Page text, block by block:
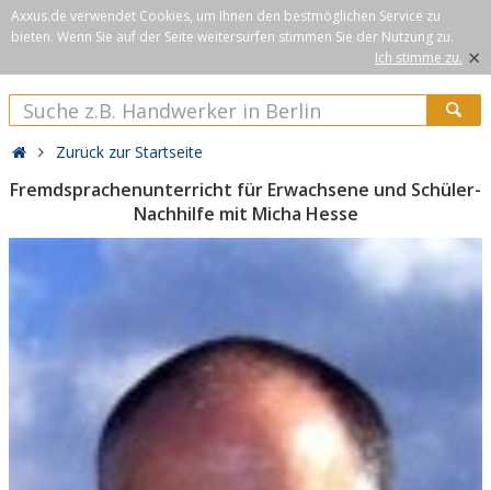
Axxus.de verwendet Cookies, um Ihnen den bestmöglichen Service zu
bieten. Wenn Sie auf der Seite weitersurfen stimmen Sie der Nutzung zu.
Ich stimme zu. ×
Zurück zur Startseite
Fremdsprachenunterricht für Erwachsene und Schüler-
Nachhilfe mit Micha Hesse